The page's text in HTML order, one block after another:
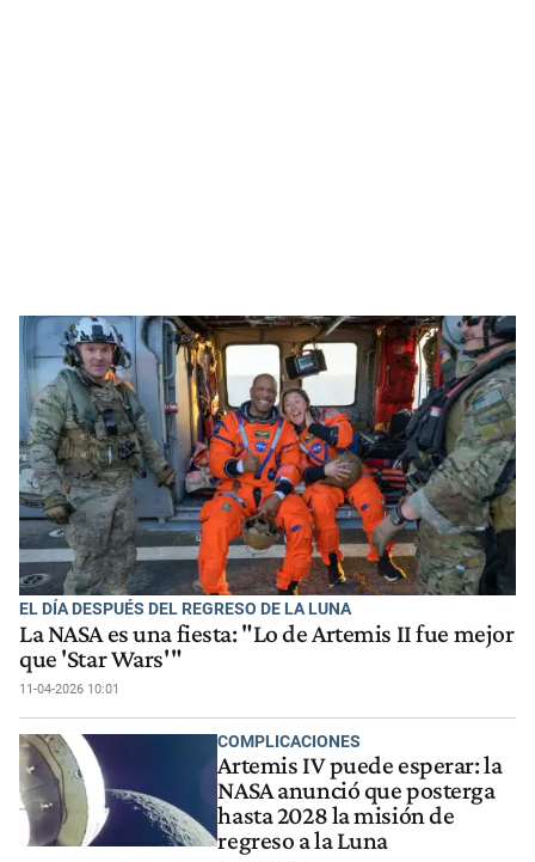
EL DÍA DESPUÉS DEL REGRESO DE LA LUNA
La NASA es una fiesta: "Lo de Artemis II fue mejor
que 'Star Wars'"
11-04-2026 10:01
COMPLICACIONES
Artemis IV puede esperar: la
NASA anunció que posterga
hasta 2028 la misión de
regreso a la Luna